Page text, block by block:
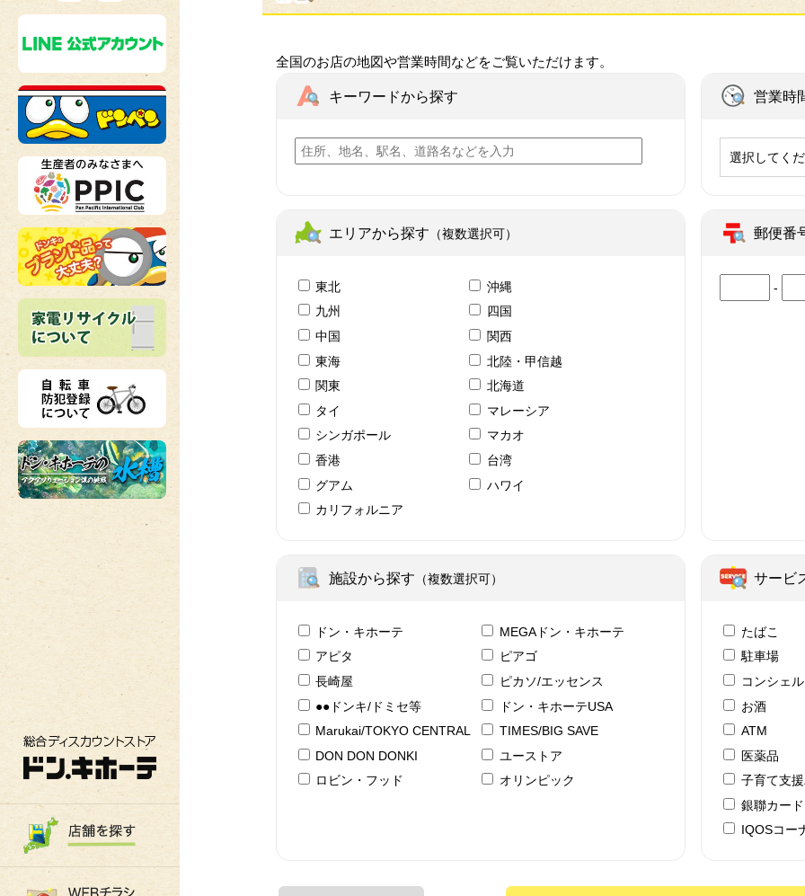
総合ディスカウントストア ドン・キホーテ
全国のお店の地図や営業時間などをご覧いただけます。
キーワードから探す 営業時
選択してく
エリアから探す （複数選択可）
東北
沖縄
九州
四国
中国
関西
東海
北陸・甲信越
関東
北海道
タイ
マレーシア
シンガポール
マカオ
香港
台湾
グアム
ハワイ
カリフォルニア
郵便番
-
施設から探す （複数選択可）
ドン・キホーテ
MEGAドン・キホーテ
アピタ
ピアゴ
長崎屋
ピカソ/エッセンス
●●ドンキ/ドミセ等
ドン・キホーテUSA
Marukai/TOKYO CENTRAL
TIMES/BIG SAVE
DON DON DONKI
ユーストア
ロビン・フッド
オリンピック
サービ
たばこ
駐車場
コンシェ
お酒
ATM
医薬品
子育て支
銀聯カード
IQOSコー